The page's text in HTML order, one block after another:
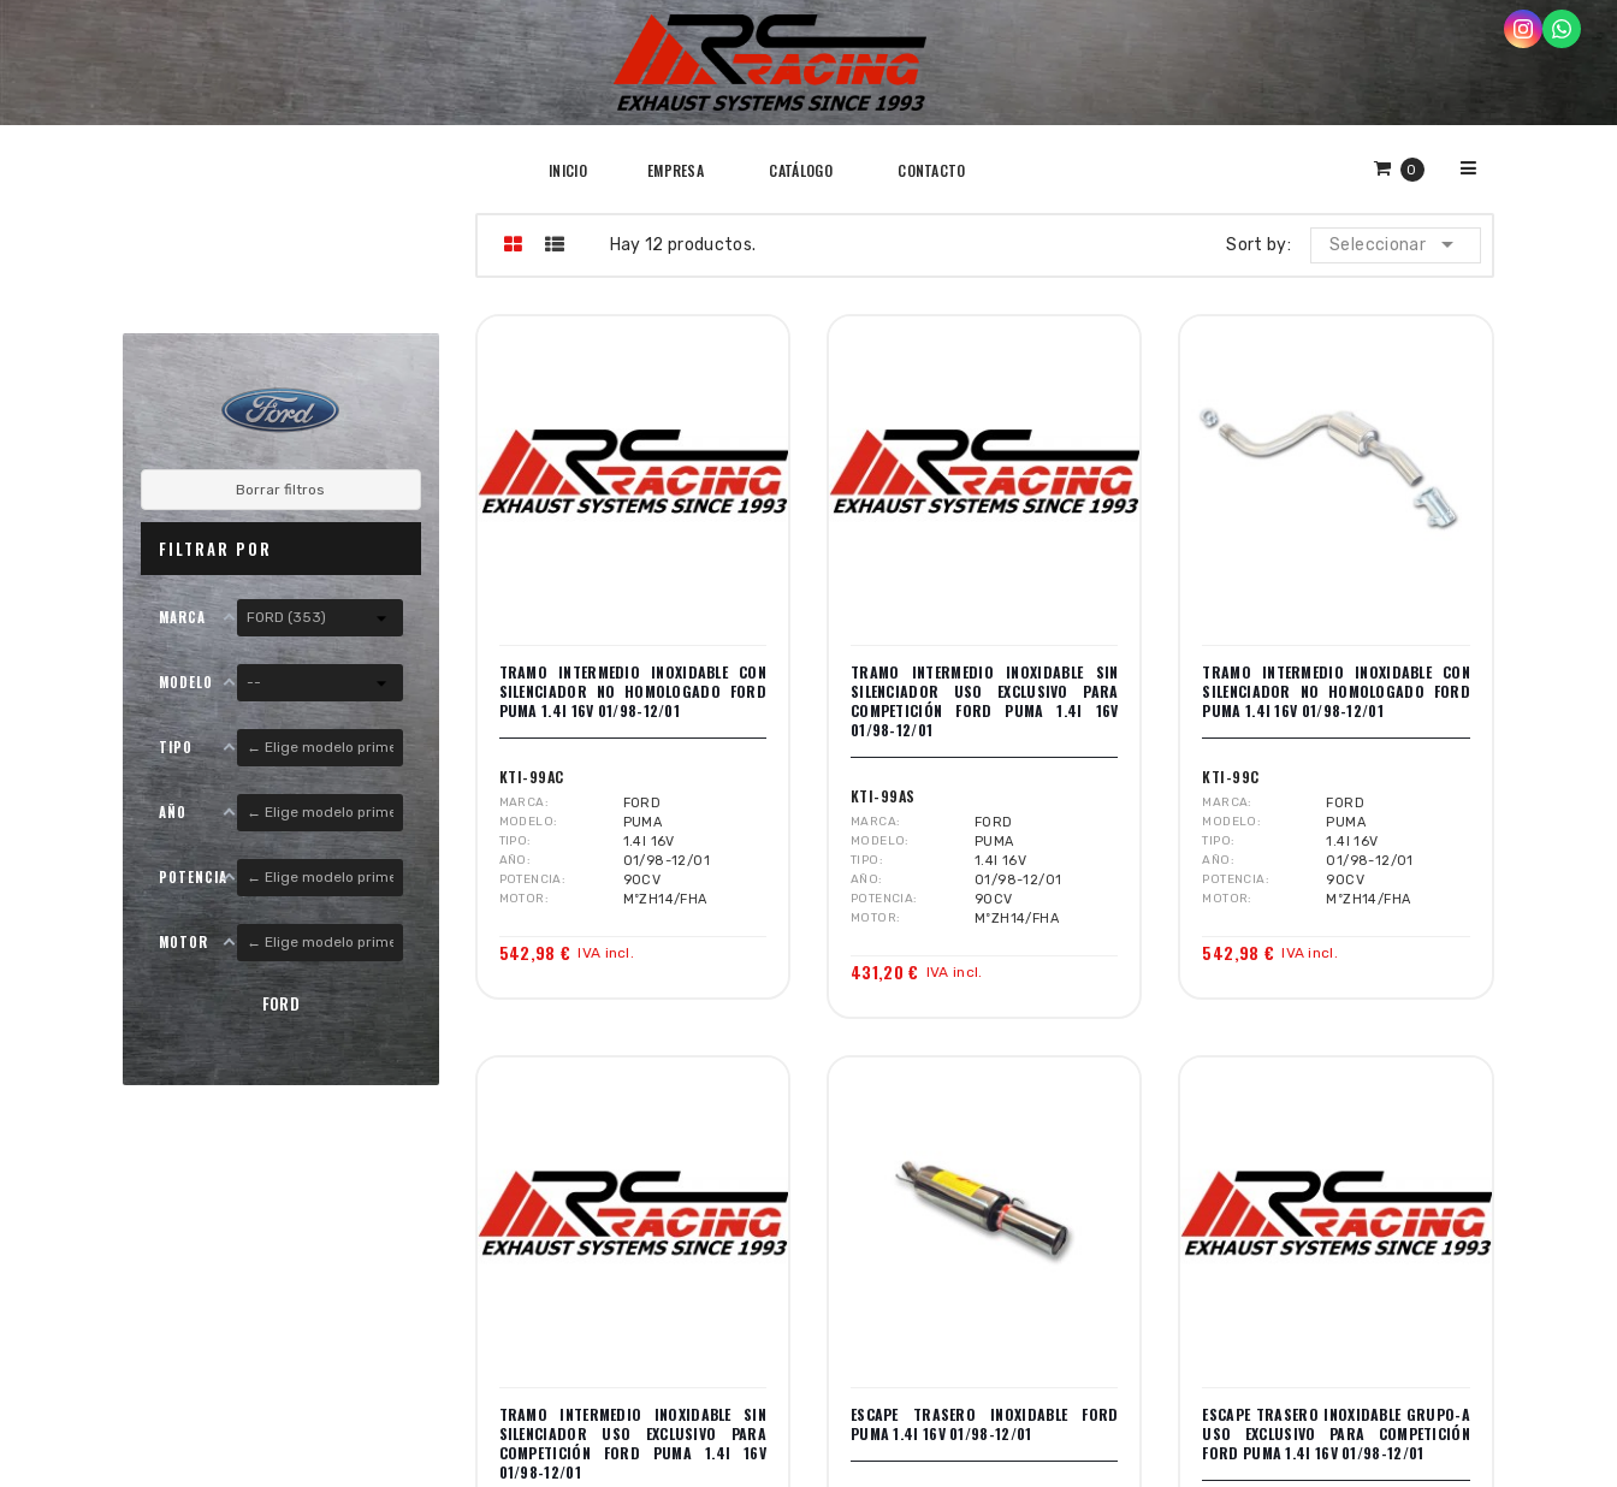
0
INICIO EMPRESA CATÁLOGO CONTACTO
Borrar filtros
FILTRAR POR
MARCA
MODELO
TIPO
AÑO
POTENCIA
MOTOR
FORD
Hay 12 productos. Sort by: Seleccionar 
TRAMO INTERMEDIO INOXIDABLE CON
SILENCIADOR NO HOMOLOGADO FORD
PUMA 1.4I 16V 01/98-12/01
KTI-99AC
MARCA FORD
MODELO PUMA
TIPO 1.4I 16V
AÑO 01/98-12/01
POTENCIA 90CV
MOTOR MºZH14/FHA
542,98 € IVA incl.
TRAMO INTERMEDIO INOXIDABLE SIN
SILENCIADOR USO EXCLUSIVO PARA
COMPETICIÓN FORD PUMA 1.4I 16V
01/98-12/01
KTI-99AS
MARCA FORD
MODELO PUMA
TIPO 1.4I 16V
AÑO 01/98-12/01
POTENCIA 90CV
MOTOR MºZH14/FHA
431,20 € IVA incl.
TRAMO INTERMEDIO INOXIDABLE CON
SILENCIADOR NO HOMOLOGADO FORD
PUMA 1.4I 16V 01/98-12/01
KTI-99C
MARCA FORD
MODELO PUMA
TIPO 1.4I 16V
AÑO 01/98-12/01
POTENCIA 90CV
MOTOR MºZH14/FHA
542,98 € IVA incl.
TRAMO INTERMEDIO INOXIDABLE SIN
SILENCIADOR USO EXCLUSIVO PARA
COMPETICIÓN FORD PUMA 1.4I 16V
01/98-12/01
ESCAPE TRASERO INOXIDABLE FORD
PUMA 1.4I 16V 01/98-12/01
ESCAPE TRASERO INOXIDABLE GRUPO-A
USO EXCLUSIVO PARA COMPETICIÓN
FORD PUMA 1.4I 16V 01/98-12/01